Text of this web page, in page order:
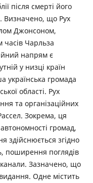
після смерті його
Визначено, що Рух
Джонсоном,
часів Чарльза
напрям є
у низці країн
українська громада
області. Рух
та організаційних
Зокрема, ця
громад,
здійснюється згідно
поширення поглядів
Зазначено, що
Одне містить